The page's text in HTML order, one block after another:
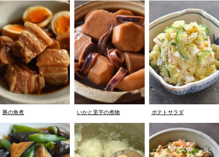
豚の角煮 いかと里芋の煮物 ポテトサラダ